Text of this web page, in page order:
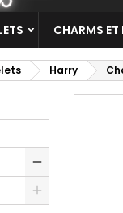
CHARMS ET
Harry